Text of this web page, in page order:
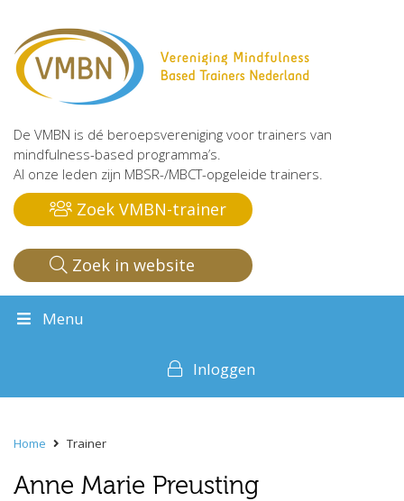
De VMBN is dé beroepsvereniging voor trainers van
mindfulness-based programma’s.
Al onze leden zijn MBSR-/MBCT-opgeleide trainers.
Zoek VMBN-trainer
Zoek in website
Menu
Inloggen
Home Trainer
Anne Marie Preusting